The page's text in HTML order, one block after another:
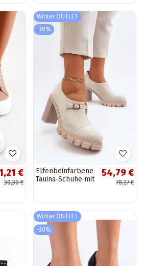
€
30,30 €
Winter OUTLET
-30%
Elfenbeinfarbene
Tauina-Schuhe mit
54,79 €
78,27 €
Winter OUTLET
-30%